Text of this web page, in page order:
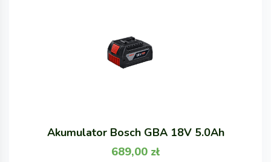
Akumulator Bosch GBA 18V 5.0Ah
689,00 zł